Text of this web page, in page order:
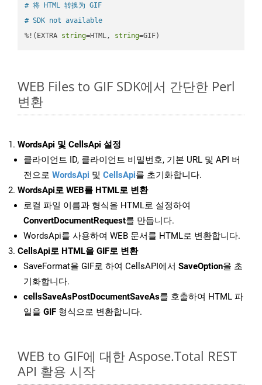
# 将 HTML 转换为 GIF
# SDK not available
%!(EXTRA string=HTML, string=GIF)
WEB Files to GIF SDK에서 간단한 Perl
변환
WordsApi 및 CellsApi 설정
클라이언트 ID, 클라이언트 비밀번호, 기본 URL 및 API 버
전으로 WordsApi 및 CellsApi를 초기화합니다.
WordsApi로 WEB를 HTML로 변환
로컬 파일 이름과 형식을 HTML로 설정하여
ConvertDocumentRequest를 만듭니다.
WordsApi를 사용하여 WEB 문서를 HTML로 변환합니다.
CellsApi로 HTML을 GIF로 변환
SaveFormat을 GIF로 하여 CellsAPI에서 SaveOption을 초
기화합니다.
cellsSaveAsPostDocumentSaveAs를 호출하여 HTML 파
일을 GIF 형식으로 변환합니다.
WEB to GIF에 대한 Aspose.Total REST
API 활용 시작